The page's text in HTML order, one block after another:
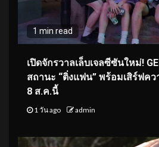
1 min read
เปิดจักรวาลเล็บเจลซีซันใหม่!
สถานะ “ติ่งแฟน” พร้อมเสิร์ฟค
8 ส.ค.นี้
1 วัน ago admin